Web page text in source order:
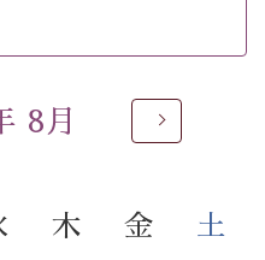
美湖膳（二十四節気と
じめとした和定食
泉です。身も心も癒され
8月
木 金 土